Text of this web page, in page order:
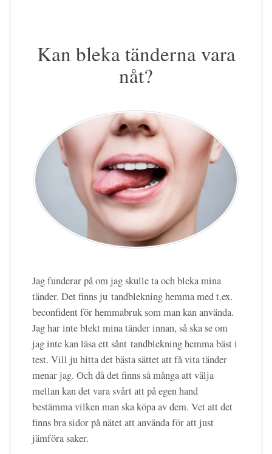
Kan bleka tänderna vara
nåt?
Jag funderar på om jag skulle ta och bleka mina
tänder. Det finns ju tandblekning hemma med t.ex.
beconfident för hemmabruk som man kan använda.
Jag har inte blekt mina tänder innan, så ska se om
jag inte kan läsa ett sånt tandblekning hemma bäst i
test. Vill ju hitta det bästa sättet att få vita tänder
menar jag. Och då det finns så många att välja
mellan kan det vara svårt att på egen hand
bestämma vilken man ska köpa av dem. Vet att det
finns bra sidor på nätet att använda för att just
jämföra saker.